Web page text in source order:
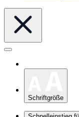
Schriftgröße